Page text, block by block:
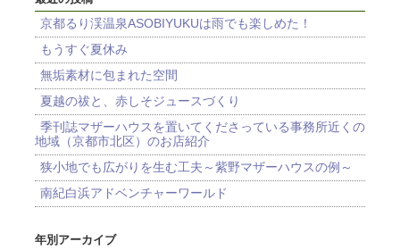
京都るり渓温泉ASOBIYUKUは雨でも楽しめた！
もうすぐ夏休み
無垢素材に包まれた空間
夏越の祓と、赤しそジュースづくり
季刊誌マザーハウスを置いてくださっている事務所近くの
地域（京都市北区）のお店紹介
狭小地でも広がりを生む工夫～紫野マザーハウスの例～
南紀白浜アドベンチャーワールド
年別アーカイブ